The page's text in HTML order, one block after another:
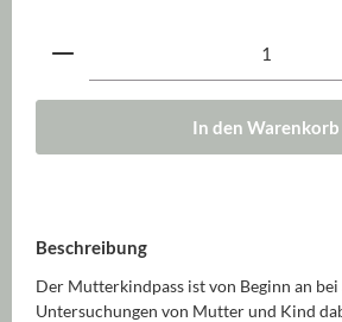
Produkt Anzahl: Gib den
In den Warenkorb
Beschreibung
Der Mutterkindpass ist von Beginn an
Untersuchungen von Mutter und Kind